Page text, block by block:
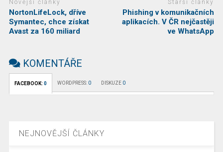
Novější články
NortonLifeLock, dříve
Symantec, chce získat
Avast za 160 miliard
Starší články
Phishing v komunikačních
aplikacích. V ČR nejčastěji
ve WhatsApp
KOMENTÁŘE
FACEBOOK: 0 WORDPRESS: 0 DISKUZE 0
NEJNOVĚJŠÍ ČLÁNKY